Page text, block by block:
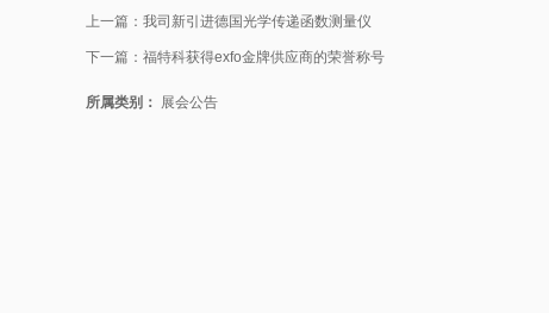
上一篇： 我司新引进德国光学传递函数测量仪
下一篇： 福特科获得exfo金牌供应商的荣誉称号
所属类别： 展会公告